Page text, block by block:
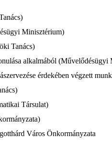
Minisztérium)
Tanács)
alkalmából (Művelődésügyi
érdekében végzett
Társulat)
Város Önkormányzata